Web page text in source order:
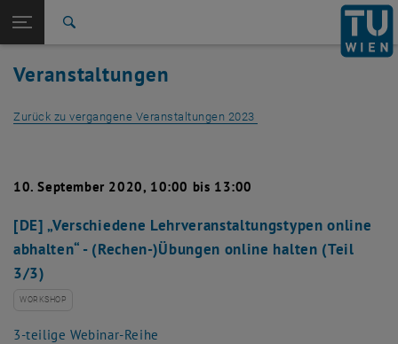
TU Login
Quicklinks
Quicklinks-Menü umschalten
Studium
International
Karriere
Detailansicht 2023
Veranstaltungen
Zurück zu vergangene Veranstaltungen 2023
10. September 2020, 10:00 bis 13:00
[DE] „Verschiedene Lehrveranstaltungstypen online
abhalten“ - (Rechen-)Übungen online halten (Teil
3/3)
WORKSHOP
3-teilige Webinar-Reihe